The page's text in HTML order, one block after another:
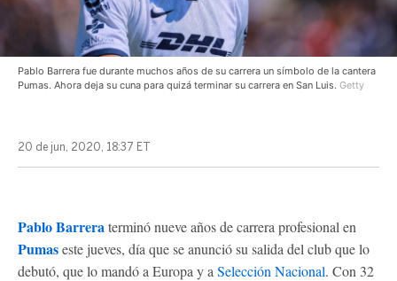
Pablo Barrera fue durante muchos años de su carrera un símbolo de la cantera
Pumas. Ahora deja su cuna para quizá terminar su carrera en San Luis. Getty
20 de jun, 2020, 18:37 ET
Pablo Barreraterminó nueve años de carrera profesional en
Pumaseste jueves, día que se anunció su salida del club que lo
debutó, que lo mandó a Europa y a Selección Nacional. Con 32